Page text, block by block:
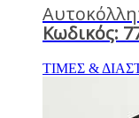
Κωδικός:
ΤΙΜΕΣ &